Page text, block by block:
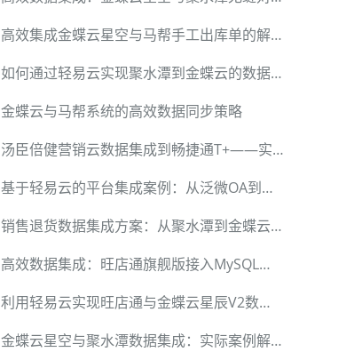
高效集成金蝶云星空与马帮手工出库单的解决方案
如何通过轻易云实现聚水潭到金蝶云的数据无缝集成
金蝶云与马帮系统的高效数据同步策略
汤臣倍健营销云数据集成到畅捷通T+——实现订单到销货单的自动转换
基于轻易云的平台集成案例：从泛微OA到金蝶云的业务自动化
销售退货数据集成方案：从聚水潭到金蝶云星空
高效数据集成：旺店通旗舰版接入MySQL案例详解
利用轻易云实现旺店通与金蝶云星辰V2数据无缝对接的技术分享
金蝶云星空与聚水潭数据集成：实际案例解析